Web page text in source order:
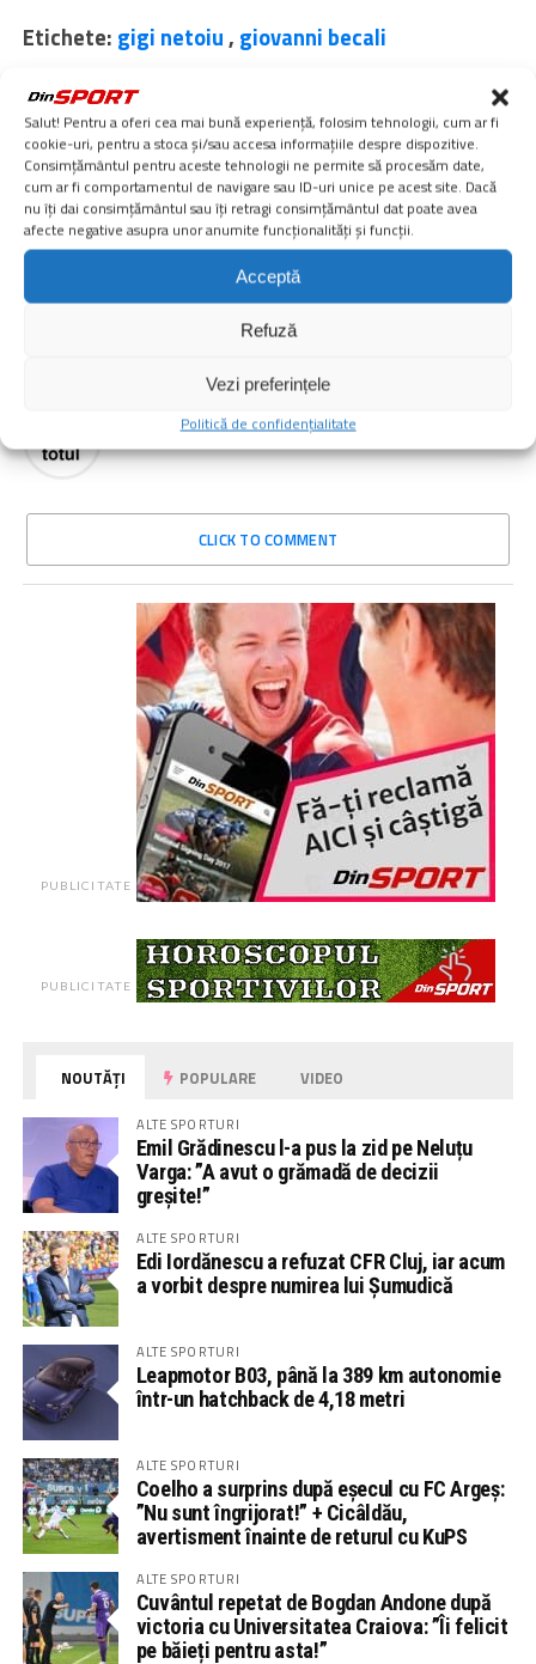
Salut! Pentru a oferi cea mai bună experiență, folosim tehnologii, cum ar fi
cookie-uri, pentru a stoca și/sau accesa informațiile despre dispozitive.
Consimțământul pentru aceste tehnologii ne permite să procesăm date,
cum ar fi comportamentul de navigare sau ID-uri unice pe acest site. Dacă
nu îți dai consimțământul sau îți retragi consimțământul dat poate avea
afecte negative asupra unor anumite funcționalități și funcții.
Acceptă
Refuză
Vezi preferințele
Politică de confidențialitate
Etichete: gigi netoiu, giovanni becali
Urmărește știrile digisport.ro și pe
Noua Aplicaţie Digi Sport poate fi descărcată din
GÂNDURI GIOVANNI
CLICK TO COMMENT
PUBLICITATE
PUBLICITATE
NOUTĂȚI POPULARE VIDEO
ALTE SPORTURI
Emil Grădinescu l-a pus la zid pe Neluțu
Varga: ”A avut o grămadă de decizii
greșite!”
ALTE SPORTURI
Edi Iordănescu a refuzat CFR Cluj, iar acum
a vorbit despre numirea lui Șumudică
ALTE SPORTURI
Leapmotor B03, până la 389 km autonomie
într-un hatchback de 4,18 metri
ALTE SPORTURI
Coelho a surprins după eșecul cu FC Argeș:
”Nu sunt îngrijorat!” + Cicâldău,
avertisment înainte de returul cu KuPS
ALTE SPORTURI
Cuvântul repetat de Bogdan Andone după
victoria cu Universitatea Craiova: ”Îi felicit
pe băieți pentru asta!”